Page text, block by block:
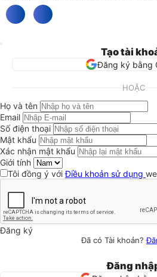
Tạo tài
Đăng ký bằng
HOẶC
Họ và tên
Email
Số điện thoại
Mật khẩu
Xác nhận mật khẩu
Giới tính
Tôi đồng ý vớiĐiều khoản sử dụng
Đăng ký
Đã có Tài khoản?
Đăng